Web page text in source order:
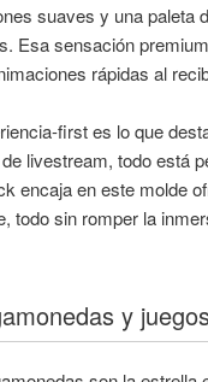
suaves y una paleta
Esa sensación
rápidas al
first es lo que
livestream, todo está
encaja en este molde
todo sin romper la
y